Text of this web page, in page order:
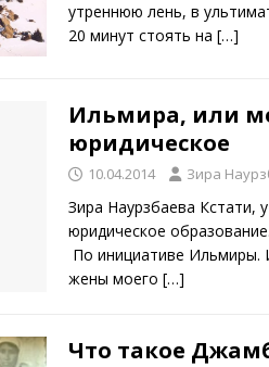
утреннюю лень, в
20 минут стоять на […]
Ильмира, или
юридическое
10.04.2014 Зира
Зира Наурзбаева Кстати,
юридическое
По инициативе Ильмиры.
жены моего […]
Что такое